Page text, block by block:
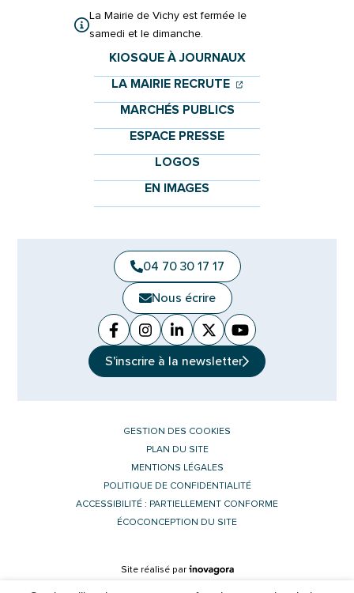
La Mairie de Vichy est fermée le
samedi et le dimanche.
KIOSQUE À JOURNAUX
LA MAIRIE RECRUTE (OUVERTURE
(OUVERTURE
MARCHÉS PUBLICS
ESPACE PRESSE
LOGOS
EN IMAGES
04 70 30 17 17
Nous écrire
Facebook
(ouverture dans un nouvel onglet)
Instagram
(ouverture dans un nouvel
Linkedin
(ouverture dans un nouvel
X (Twitter)
(ouverture dans un
YouTube
(ouverture dans
S'inscrire à la newsletter
GESTION DES COOKIES
PLAN DU SITE
MENTIONS LÉGALES
POLITIQUE DE CONFIDENTIALITÉ
ACCESSIBILITÉ : PARTIELLEMENT CONFORME
ÉCOCONCEPTION DU SITE
Site réalisé par Inovagora (ouverture dans un nouvel